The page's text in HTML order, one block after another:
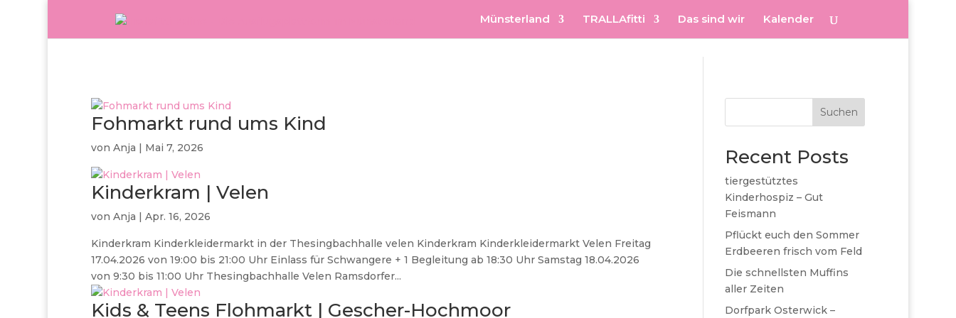
Münsterland TRALLAfitti Das sind wir Kalender
Fohmarkt rund ums Kind
von Anja | Mai 7, 2026
Kinderkram | Velen
von Anja | Apr. 16, 2026
Kinderkram Kinderkleidermarkt in der Thesingbachhalle velen Kinderkram Kinderkleidermarkt Velen Freitag
17.04.2026 von 19:00 bis 21:00 Uhr Einlass für Schwangere + 1 Begleitung ab 18:30 Uhr Samstag 18.04.2026
von 9:30 bis 11:00 Uhr Thesingbachhalle Velen Ramsdorfer...
Kids & Teens Flohmarkt | Gescher-Hochmoor
Suchen
Recent Posts
tiergestütztes
Kinderhospiz – Gut
Feismann
Pflückt euch den Sommer
Erdbeeren frisch vom Feld
Die schnellsten Muffins
aller Zeiten
Dorfpark Osterwick –